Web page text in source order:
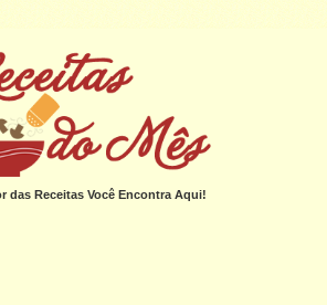
das Receitas Você Encontra Aqui!